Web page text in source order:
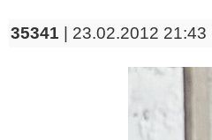
35341 | 23.02.2012 21:43 |